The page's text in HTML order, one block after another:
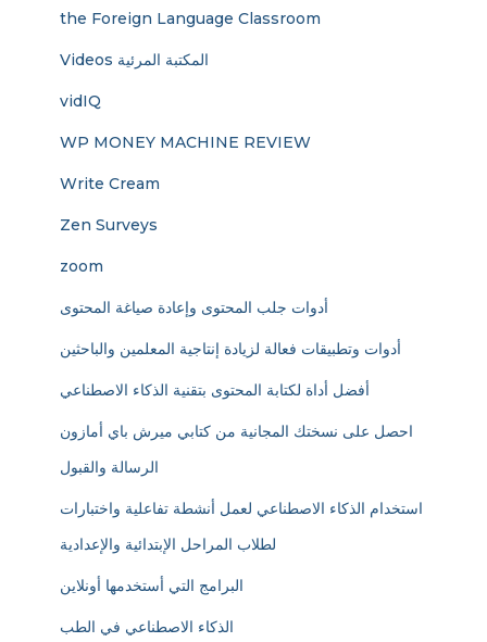
the Foreign Language Classroom
Videos المكتبة المرئية
vidIQ
WP MONEY MACHINE REVIEW
Write Cream
Zen Surveys
zoom
أدوات جلب المحتوى وإعادة صياغة المحتوى
أدوات وتطبيقات فعالة لزيادة إنتاجية المعلمين والباحثين
أفضل أداة لكتابة المحتوى بتقنية الذكاء الاصطناعي
احصل على نسختك المجانية من كتابي ميرش باي أمازون
الرسالة والقبول
استخدام الذكاء الاصطناعي لعمل أنشطة تفاعلية واختبارات
لطلاب المراحل الإبتدائية والإعدادية
البرامج التي أستخدمها أونلاين
الذكاء الاصطناعي في الطب